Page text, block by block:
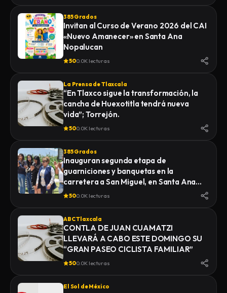
385 Grados
Invitan al Curso de Verano 2026 del CAI
«Nuevo Amanecer» en Santa Ana
Nopalucan
500.0K lecturas
La Prensa de Tlaxcala
“En Tlaxco sigue la transformación, la
cancha de Huexotitla tendrá nueva
vida”; Torrejón.
500.0K lecturas
385 Grados
Inauguran segunda etapa de
guarniciones y banquetas en la
carretera a San Miguel, en Santa Ana
Nopalucan
500.0K lecturas
ABC Tlaxcala
CONTLA DE JUAN CUAMATZI
LLEVARÁ A CABO ESTE DOMINGO SU
“GRAN PASEO CICLISTA FAMILIAR”
500.0K lecturas
El Sol de México